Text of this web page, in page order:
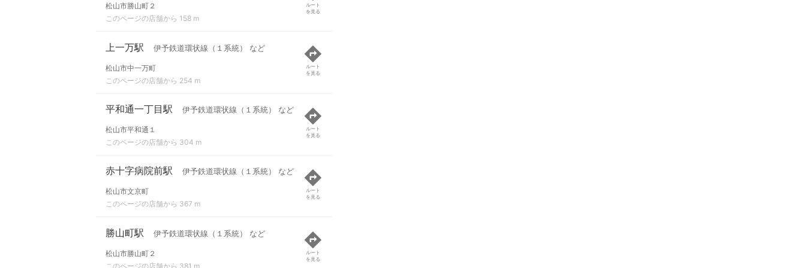
松山市勝山町２
このページの店舗から 158 m
ルート
を見る
上一万駅 伊予鉄道環状線（１系統） など
松山市中一万町
このページの店舗から 254 m
ルート
を見る
平和通一丁目駅 伊予鉄道環状線（１系統） など
松山市平和通１
このページの店舗から 304 m
ルート
を見る
赤十字病院前駅 伊予鉄道環状線（１系統） など
松山市文京町
このページの店舗から 367 m
ルート
を見る
勝山町駅 伊予鉄道環状線（１系統） など
松山市勝山町２
このページの店舗から 381 m
ルート
を見る